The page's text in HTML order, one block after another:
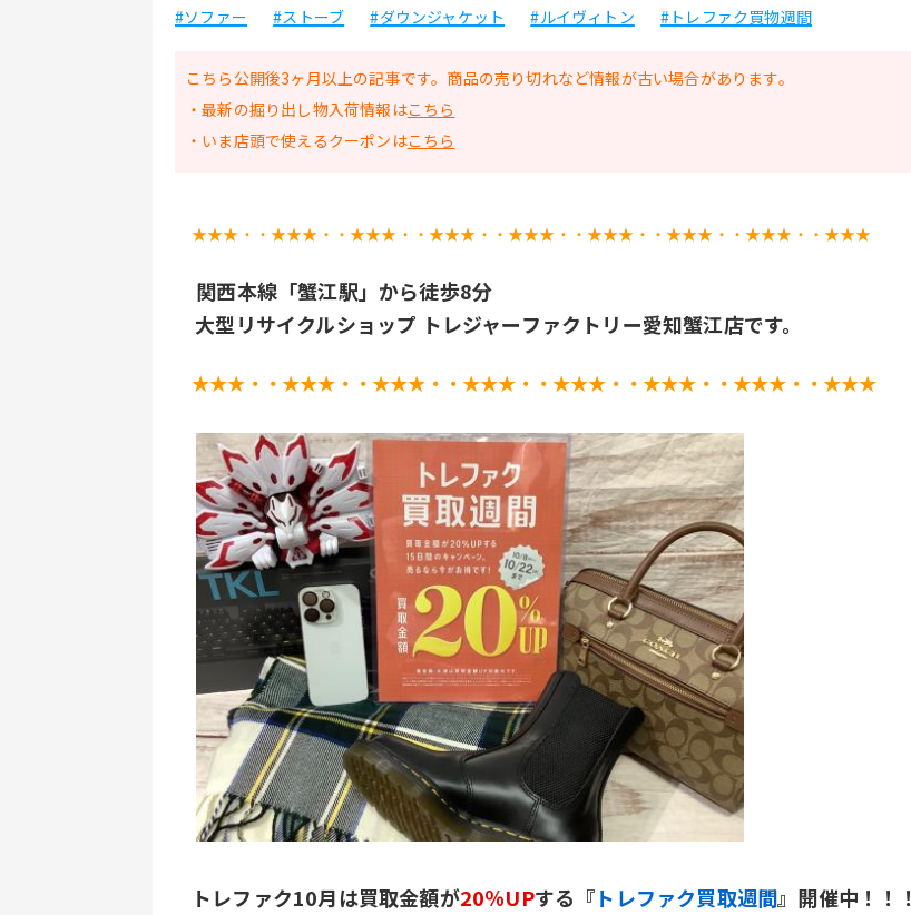
#ソファー #ストーブ #ダウンジャケット #ルイヴィトン #トレファク買物週間
こちら公開後3ヶ月以上の記事です。商品の売り切れなど情報が古い場合があります。
・最新の掘り出し物入荷情報はこちら
・いま店頭で使えるクーポンはこちら
★★★・・★★★・・★★★・・★★★・・★★★・・★★★・・★★★・・★★★・・★★★
関西本線「蟹江駅」から徒歩8分
大型リサイクルショップ トレジャーファクトリー愛知蟹江店です。
★★★・・★★★・・★★★・・★★★・・★★★・・★★★・・★★★・・★★★
トレファク10月は買取金額が20％UPする『トレファク買取週間』開催中！！！